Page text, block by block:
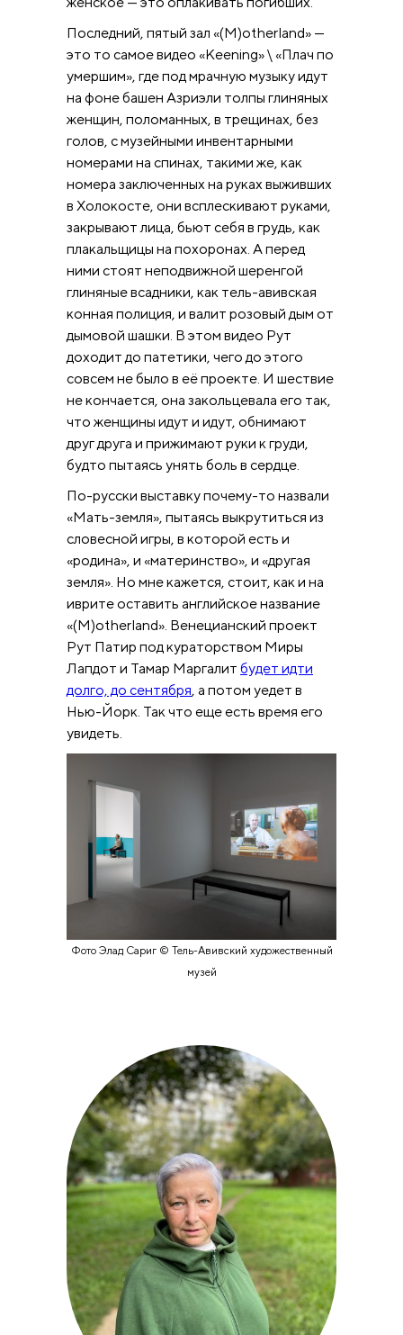
Последний, пятый зал «(M)otherland» —
это то самое видео «Keening» \ «Плач по
умершим», где под мрачную музыку идут
на фоне башен Азриэли толпы глиняных
женщин, поломанных, в трещинах, без
голов, с музейными инвентарными
номерами на спинах, такими же, как
номера заключенных на руках выживших
в Холокосте, они всплескивают руками,
закрывают лица, бьют себя в грудь, как
плакальщицы на похоронах. А перед
ними стоят неподвижной шеренгой
глиняные всадники, как тель-авивская
конная полиция, и валит розовый дым от
дымовой шашки. В этом видео Рут
доходит до патетики, чего до этого
совсем не было в её проекте. И шествие
не кончается, она закольцевала его так,
что женщины идут и идут, обнимают
друг друга и прижимают руки к груди,
будто пытаясь унять боль в сердце.
По-русски выставку почему-то назвали
«Мать-земля», пытаясь выкрутиться из
словесной игры, в которой есть и
«родина», и «материнство», и «другая
земля». Но мне кажется, стоит, как и на
иврите оставить английское название
«(M)otherland». Венецианский проект
Рут Патир под кураторством Миры
Лапдот и Тамар Маргалит будет идти
долго, до сентября, а потом уедет в
Нью-Йорк. Так что еще есть время его
увидеть.
Фото Элад Сариг © Тель-Авивский художественный
музей